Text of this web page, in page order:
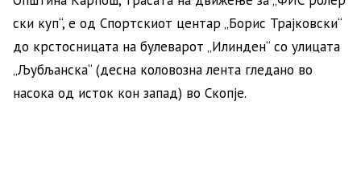
ски куп“, е од Спортскиот центар „Борис Трајковски“
до крстосницата на булеварот „Илинден“ со улицата
„Љубљанска“ (десна коловозна лента гледано во
насока од исток кон запад) во Скопје.